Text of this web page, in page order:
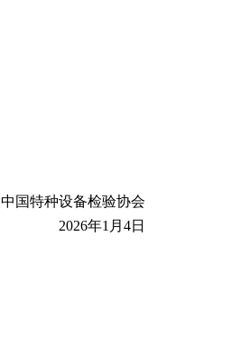
中国特种设备检验协会
2026年1月4日